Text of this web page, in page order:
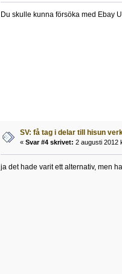
Du skulle kunna försöka med Ebay
SV: få tag i delar till hisun
« Svar #4 skrivet: 2 augusti 2012
ja det hade varit ett alternativ, men